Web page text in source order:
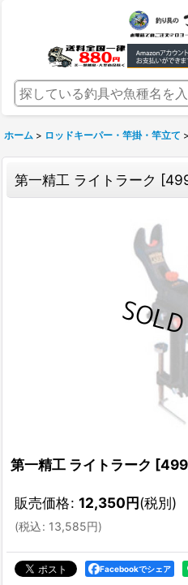
ホーム > ロッドキーパー・竿掛・竿立て >
第一精工 ライトラーク [
第一精工 ライトラーク [
販売価格: 12,350円(税別)
(税込: 13,585円)
Facebookでシェア